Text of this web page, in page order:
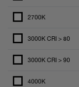
2700K
3000K CRI > 80
3000K CRI > 90
4000K